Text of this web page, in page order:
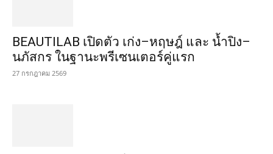
BEAUTILAB เปิดตัว เก่ง–หฤษฎ์ และ น้ำปิง–
นภัสกร ในฐานะพรีเซนเตอร์คู่แรก
27 กรกฎาคม 2569